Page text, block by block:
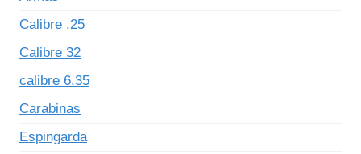
Calibre .25
Calibre 32
calibre 6.35
Carabinas
Espingarda